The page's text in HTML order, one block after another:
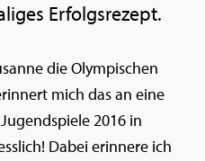
Erfolgsrezept.
die Olympischen
mich das an eine
2016 in
Dabei erinnere ich